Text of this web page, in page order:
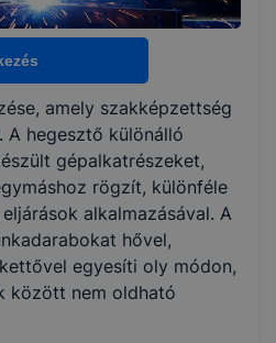
amely szakképzettség
A hegesztő különálló
gépalkatrészeket,
rögzít, különféle
alkalmazásával. A
hővel,
egyesíti oly módon,
között nem oldható